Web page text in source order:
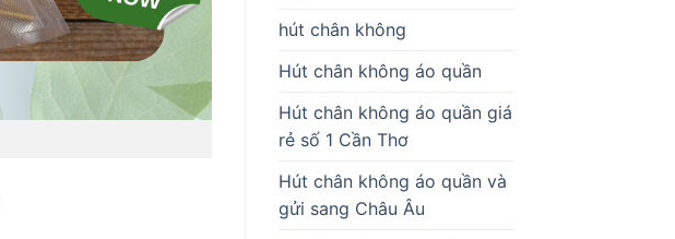
hút chân không
Hút chân không áo quần
Hút chân không áo quần giá
rẻ số 1 Cần Thơ
Hút chân không áo quần và
gửi sang Châu Âu